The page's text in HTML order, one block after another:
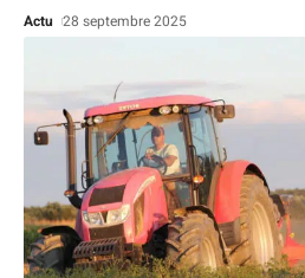
Actu 28 septembre 2025